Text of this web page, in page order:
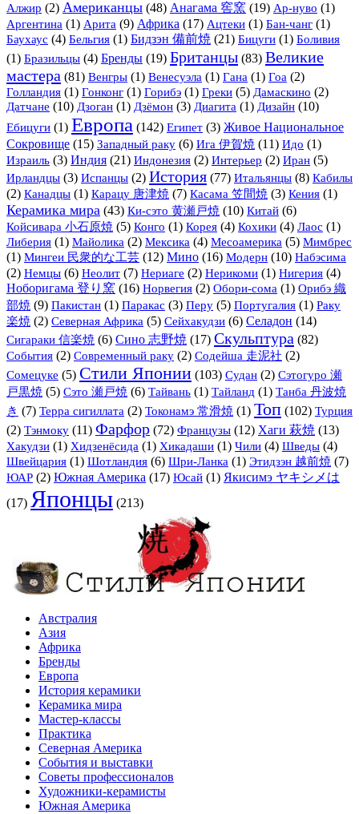
Алжир (2) Американцы (48) Анагама 窖窯 (19) Ар-нуво (1)
Аргентина (1) Арита (9) Африка (17) Ацтеки (1) Бан-чанг (1)
Баухаус (4) Бельгия (1) Бидзэн 備前焼 (21) Бицуги (1) Боливия
(1) Бразильцы (4) Бренды (19) Британцы (83) Великие
мастера (81) Венгры (1) Венесуэла (1) Гана (1) Гоа (2)
Голландия (1) Гонконг (1) Горибэ (1) Греки (5) Дамаскино (2)
Датчане (10) Дзоган (1) Дзёмон (3) Диагита (1) Дизайн (10)
Ебицуги (1) Европа (142) Египет (3) Живое Национальное
Сокровище (15) Западный раку (6) Ига 伊賀焼 (11) Идо (1)
Израиль (3) Индия (21) Индонезия (2) Интерьер (2) Иран (5)
Ирландцы (3) Испанцы (2) История (77) Итальянцы (8) Кабилы
(2) Канадцы (1) Карацу 唐津焼 (7) Касама 笠間焼 (3) Кения (1)
Керамика мира (43) Ки-сэто 黄瀬戸焼 (10) Китай (6)
Койсивара 小石原焼 (5) Конго (1) Корея (4) Кохики (4) Лаос (1)
Либерия (1) Майолика (2) Мексика (4) Месоамерика (5) Мимбрес
(1) Мингеи 民衆的な工芸 (12) Мино (16) Модерн (10) Набэсима
(2) Немцы (6) Неолит (7) Нериаге (2) Нерикоми (1) Нигерия (4)
Ноборигама 登り窯 (16) Норвегия (2) Обори-сома (1) Орибэ 織
部焼 (9) Пакистан (1) Паракас (3) Перу (5) Португалия (1) Раку
楽焼 (2) Северная Африка (5) Сейхакудзи (6) Селадон (14)
Сигараки 信楽焼 (6) Сино 志野焼 (17) Скульптура (82)
События (2) Современный раку (2) Содейша 走泥社 (2)
Сомецуке (5) Стили Японии (103) Судан (2) Сэтогуро 瀬
戸黒焼 (5) Сэто 瀬戸焼 (6) Тайвань (1) Тайланд (1) Танба 丹波焼
き (7) Терра сигиллата (2) Токонамэ 常滑焼 (1) Топ (102) Турция
(2) Тэнмоку (11) Фарфор (72) Французы (12) Хаги 萩焼 (13)
Хакудзи (1) Хидзенёсида (1) Хикадаши (1) Чили (4) Шведы (4)
Швейцария (1) Шотландия (6) Шри-Ланка (1) Этидзэн 越前焼 (7)
ЮАР (2) Южная Америка (17) Юсай (1) Якисимэ ヤキシメは
(17) Японцы (213)
Австралия
Азия
Африка
Бренды
Европа
История керамики
Керамика мира
Мастер-классы
Практика
Северная Америка
События и выставки
Советы профессионалов
Художники-керамисты
Южная Америка